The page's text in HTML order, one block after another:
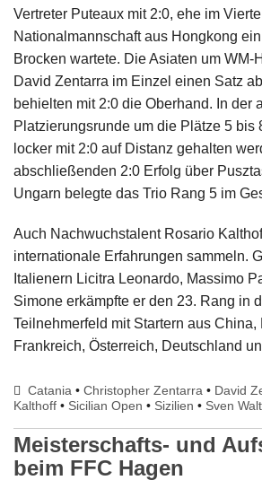
Vertreter Puteaux mit 2:0, ehe im
Nationalmannschaft aus Hongkong
Brocken wartete. Die Asiaten um WM-
David Zentarra im Einzel einen Satz
behielten mit 2:0 die Oberhand. In der
Platzierungsrunde um die Plätze 5 bis
locker mit 2:0 auf Distanz gehalten
abschließenden 2:0 Erfolg über
Ungarn belegte das Trio Rang 5 im
Auch Nachwuchstalent Rosario
internationale Erfahrungen sammeln.
Italienern Licitra Leonardo, Massimo
Simone erkämpfte er den 23. Rang in
Teilnehmerfeld mit Startern aus
Frankreich, Österreich, Deutschland
Catania •Christopher Zentarra • David
Kalthoff • Sicilian Open • Sizilien • Sven
Meisterschafts- und
beim FFC Hagen